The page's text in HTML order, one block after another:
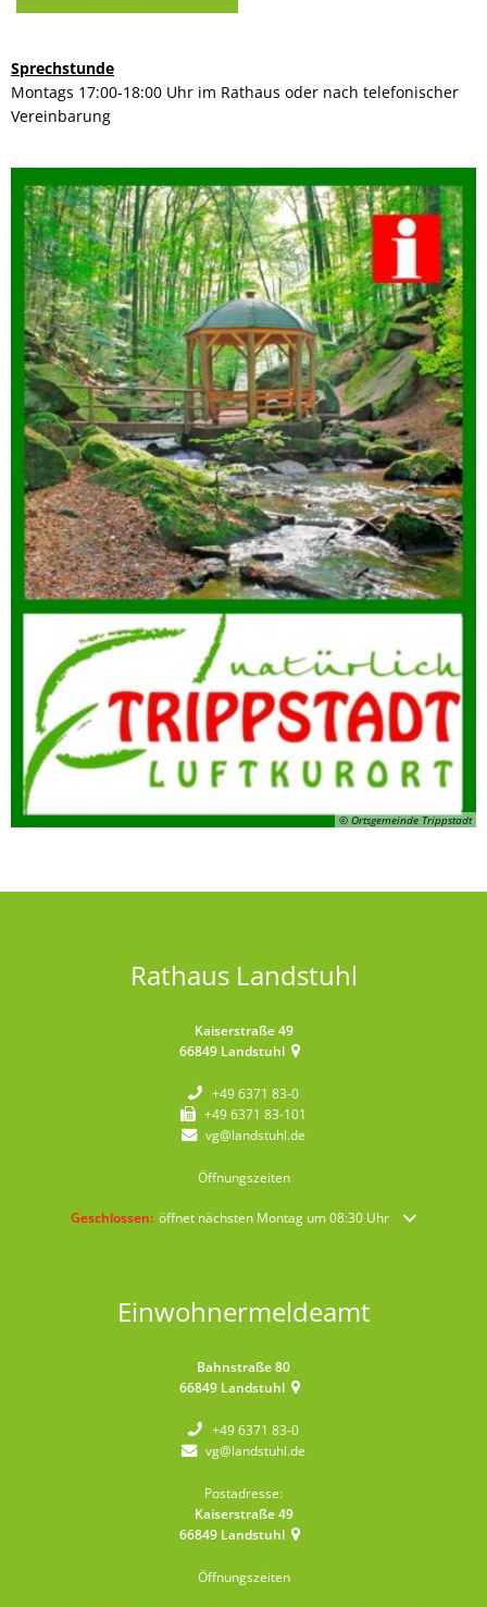
Sprechstunde
Montags 17:00-18:00 Uhr im Rathaus oder nach telefonischer
Vereinbarung
© Ortsgemeinde Trippstadt
Rathaus Landstuhl
Kaiserstraße 49
66849 Landstuhl
+49 6371 83-0
+49 6371 83-101
vg@landstuhl.de
Öffnungszeiten
Klicken, um weitere Öffnungs- oder Schließzeiten auszublenden
Geschlossen: öffnet nächsten Montag um 08:30 Uhr
Einwohnermeldeamt
Bahnstraße 80
66849 Landstuhl
+49 6371 83-0
vg@landstuhl.de
Postadresse:
Kaiserstraße 49
66849 Landstuhl
Öffnungszeiten